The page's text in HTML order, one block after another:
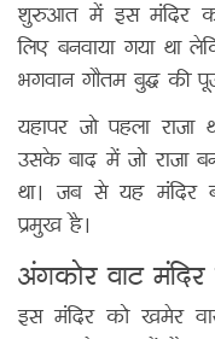
शुरुआत में इस मंदिर
लिए बनवाया गया था
भगवान गौतम बुद्ध की
यहापर जो पहला
उसके बाद में जो राजा
था। जब से यह मंदिर
प्रमुख है।
अंगकोर वाट
इस मंदिर को खमेर